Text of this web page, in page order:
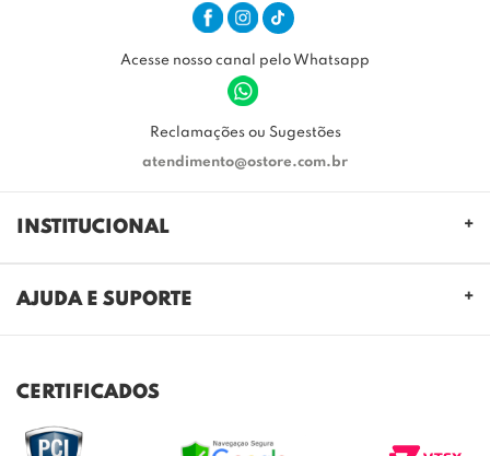
Acesse nosso canal pelo Whatsapp
Reclamações ou Sugestões
atendimento@ostore.com.br
INSTITUCIONAL
REGULAMENTO CASHBACK
AJUDA E SUPORTE
TROCAS E DEVOLUÇÕES
ENVIO E ENTREGA
CERTIFICADOS